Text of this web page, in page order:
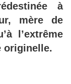
à
mère de
l’extrême
originelle.